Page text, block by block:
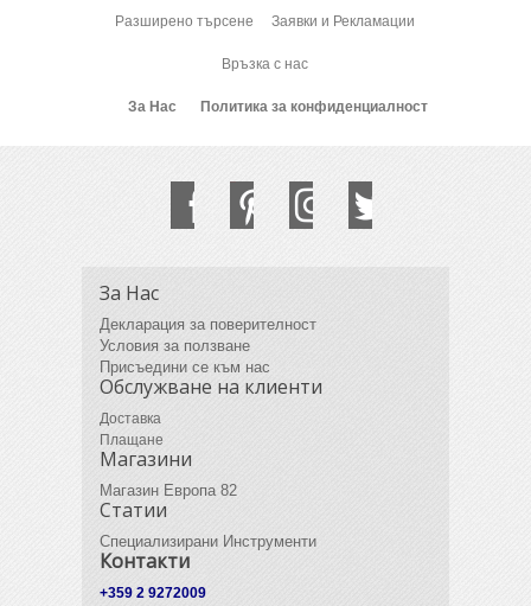
Разширено търсене Заявки и Рекламации
Връзка с нас
За Нас Политика за конфиденциалност
За Нас
Декларация за поверителност
Условия за ползване
Присъедини се към нас
Обслужване на клиенти
Доставка
Плащане
Магазини
Магазин Европа 82
Статии
Специализирани Инструменти
Контакти
+359 2 9272009